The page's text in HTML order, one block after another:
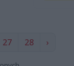
27 28 ›